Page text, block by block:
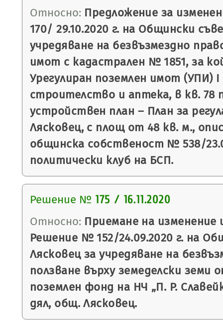
Относно: Предложение за
170/ 29.10.2020 г. на Общински
учредяване на безвъзмездно
имот с кадастрален № 1851, за
Урегулиран поземлен имот (УПИ)
строителство и аптека, в кв. 78
устройствен план – План за
Лясковец, с площ от 48 кв. м.,
общинска собственост № 538/
политически клуб на БСП.
Решение № 175 / 16.11.2020
Относно: Приемане на изменение
Решение № 152/24.09.2020 г. на
Лясковец за учредяване на
ползване върху земеделски земи
поземлен фонд на НЧ „П. Р.
дял, общ. Лясковец.